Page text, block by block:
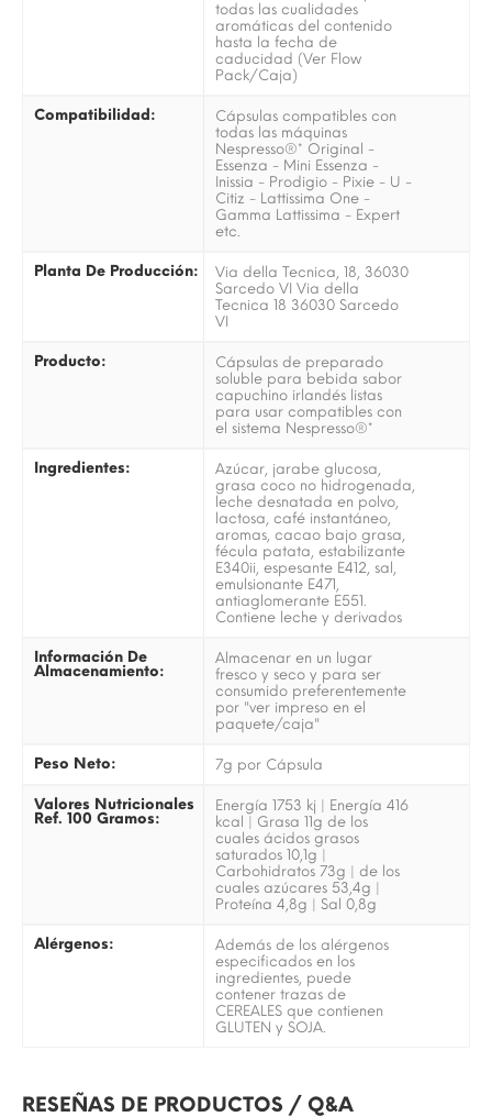
todas las cualidades
aromáticas del contenido
hasta la fecha de
caducidad (Ver Flow
Pack/Caja)
Compatibilidad:
Cápsulas compatibles con
todas las máquinas
Nespresso®* Original -
Essenza - Mini Essenza -
Inissia - Prodigio - Pixie - U -
Citiz - Lattissima One -
Gamma Lattissima - Expert
etc.
Planta De Producción:
Via della Tecnica, 18, 36030
Sarcedo VI Via della
Tecnica 18 36030 Sarcedo
VI
Producto:
Cápsulas de preparado
soluble para bebida sabor
capuchino irlandés listas
para usar compatibles con
el sistema Nespresso®*
Ingredientes:
Azúcar, jarabe glucosa,
grasa coco no hidrogenada,
leche desnatada en polvo,
lactosa, café instantáneo,
aromas, cacao bajo grasa,
fécula patata, estabilizante
E340ii, espesante E412, sal,
emulsionante E471,
antiaglomerante E551.
Contiene leche y derivados
Información De
Almacenamiento:
Almacenar en un lugar
fresco y seco y para ser
consumido preferentemente
por "ver impreso en el
paquete/caja"
Peso Neto: 7g por Cápsula
Valores Nutricionales
Ref. 100 Gramos:
Energía 1753 kj | Energía 416
kcal | Grasa 11g de los
cuales ácidos grasos
saturados 10,1g |
Carbohidratos 73g | de los
cuales azúcares 53,4g |
Proteína 4,8g | Sal 0,8g
Alérgenos:
Además de los alérgenos
especificados en los
ingredientes, puede
contener trazas de
CEREALES que contienen
GLUTEN y SOJA.
RESEÑAS DE PRODUCTOS / Q&A